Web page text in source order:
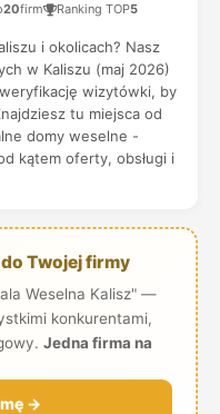
20firm Ranking TOP5
i okolicach? Nasz
w Kaliszu (maj 2026)
wizytówki, by
tu miejsca od
domy weselne -
kątem oferty, obsługi i
Twojej firmy
Weselna Kalisz" —
konkurentami,
Jedna firma na
→